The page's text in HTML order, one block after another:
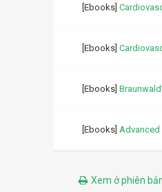
[Ebooks]
[Ebooks]
[Ebooks]
[Ebooks] Advanced
Xem ở phiên